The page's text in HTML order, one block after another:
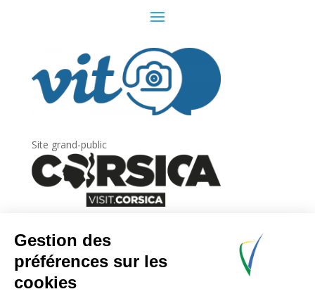
Site grand-public
Newsletter
Inscrivez-vous àla lettre d’information
l’Agence du tourisme de la Corse.